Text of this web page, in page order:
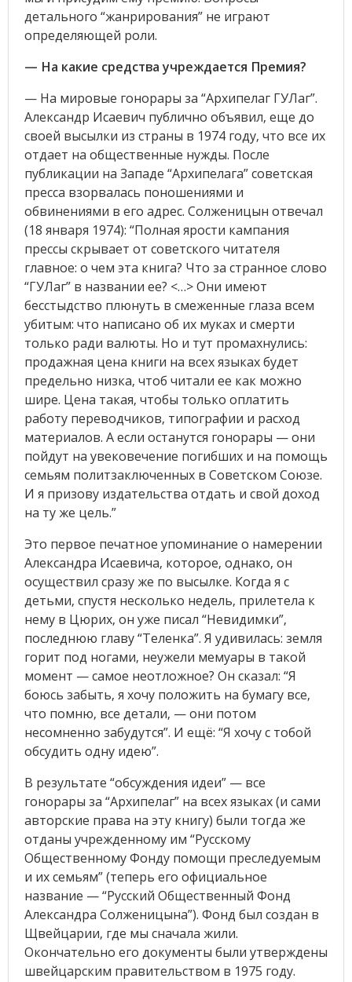
детального “жанрирования” не играют
определяющей роли.
— На какие средства учреждается Премия?
— На мировые гонорары за “Архипелаг ГУЛаг”.
Александр Исаевич публично объявил, еще до
своей высылки из страны в 1974 году, что все их
отдает на общественные нужды. После
публикации на Западе “Архипелага” советская
пресса взорвалась поношениями и
обвинениями в его адрес. Солженицын отвечал
(18 января 1974): “Полная ярости кампания
прессы скрывает от советского читателя
главное: о чем эта книга? Что за странное слово
“ГУЛаг” в названии ее? <…> Они имеют
бесстыдство плюнуть в смеженные глаза всем
убитым: что написано об их муках и смерти
только ради валюты. Но и тут промахнулись:
продажная цена книги на всех языках будет
предельно низка, чтоб читали ее как можно
шире. Цена такая, чтобы только оплатить
работу переводчиков, типографии и расход
материалов. А если останутся гонорары — они
пойдут на увековечение погибших и на помощь
семьям политзаключенных в Советском Союзе.
И я призову издательства отдать и свой доход
на ту же цель.”
Это первое печатное упоминание о намерении
Александра Исаевича, которое, однако, он
осуществил сразу же по высылке. Когда я с
детьми, спустя несколько недель, прилетела к
нему в Цюрих, он уже писал “Невидимки”,
последнюю главу “Теленка”. Я удивилась: земля
горит под ногами, неужели мемуары в такой
момент — самое неотложное? Он сказал: “Я
боюсь забыть, я хочу положить на бумагу все,
что помню, все детали, — они потом
несомненно забудутся”. И ещё: “Я хочу с тобой
обсудить одну идею”.
В результате “обсуждения идеи” — все
гонорары за “Архипелаг” на всех языках (и сами
авторские права на эту книгу) были тогда же
отданы учрежденному им “Русскому
Общественному Фонду помощи преследуемым
и их семьям” (теперь его официальное
название — “Русский Общественный Фонд
Александра Солженицына”). Фонд был создан в
Щвейцарии, где мы сначала жили.
Окончательно его документы были утверждены
швейцарским правительством в 1975 году.